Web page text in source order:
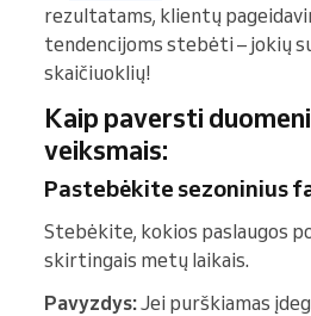
rezultatams, klientų
tendencijoms stebėti – jokių
skaičiuoklių!
Kaip paversti
veiksmais:
Pastebėkite sezoninius
Stebėkite, kokios paslaugos
skirtingais metų laikais.
Pavyzdys:Jei purškiamas